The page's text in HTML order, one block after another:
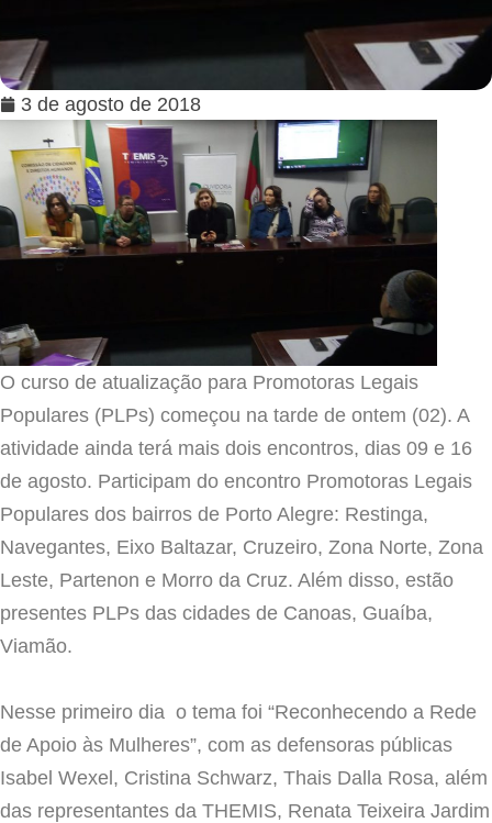
3 de agosto de 2018
O curso de atualização para Promotoras Legais
Populares (PLPs) começou na tarde de ontem (02). A
atividade ainda terá mais dois encontros, dias 09 e 16
de agosto. Participam do encontro Promotoras Legais
Populares dos bairros de Porto Alegre: Restinga,
Navegantes, Eixo Baltazar, Cruzeiro, Zona Norte, Zona
Leste, Partenon e Morro da Cruz. Além disso, estão
presentes PLPs das cidades de Canoas, Guaíba,
Viamão.
Nesse primeiro dia o tema foi “Reconhecendo a Rede
de Apoio às Mulheres”, com as defensoras públicas
Isabel Wexel, Cristina Schwarz, Thais Dalla Rosa, além
das representantes da THEMIS, Renata Teixeira Jardim